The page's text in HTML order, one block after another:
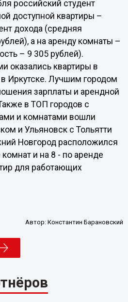
российский студент
доступной квартиры –
дохода (средняя
а на аренду комнаты –
– 9 305 рублей).
оказались квартиры в
Иркутске. Лучшим городом
зарплаты и арендной
в ТОП городов с
и комнатами вошли
и Ульяновск с Тольятти
Новгород расположился
и на 8 - по аренде
для работающих
Автор:Константин Барановский